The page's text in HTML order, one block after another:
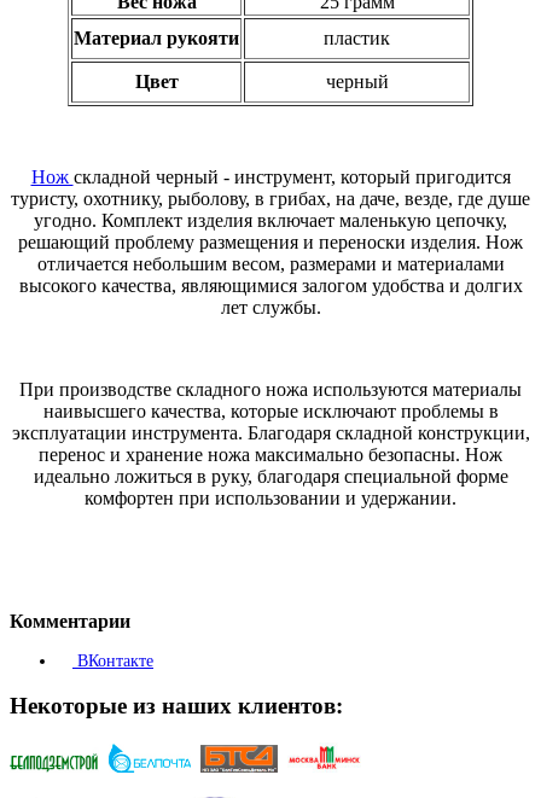
Материал рукояти
пластик
Цвет черный
Нож складной черный - инструмент, который пригодится
туристу, охотнику, рыболову, в грибах, на даче, везде, где душе
угодно. Комплект изделия включает маленькую цепочку,
решающий проблему размещения и переноски изделия. Нож
отличается небольшим весом, размерами и материалами
высокого качества, являющимися залогом удобства и долгих
лет службы.
При производстве складного ножа используются материалы
наивысшего качества, которые исключают проблемы в
эксплуатации инструмента. Благодаря складной конструкции,
перенос и хранение ножа максимально безопасны. Нож
идеально ложиться в руку, благодаря специальной форме
комфортен при использовании и удержании.
Комментарии
ВКонтакте
Некоторые из наших клиентов: